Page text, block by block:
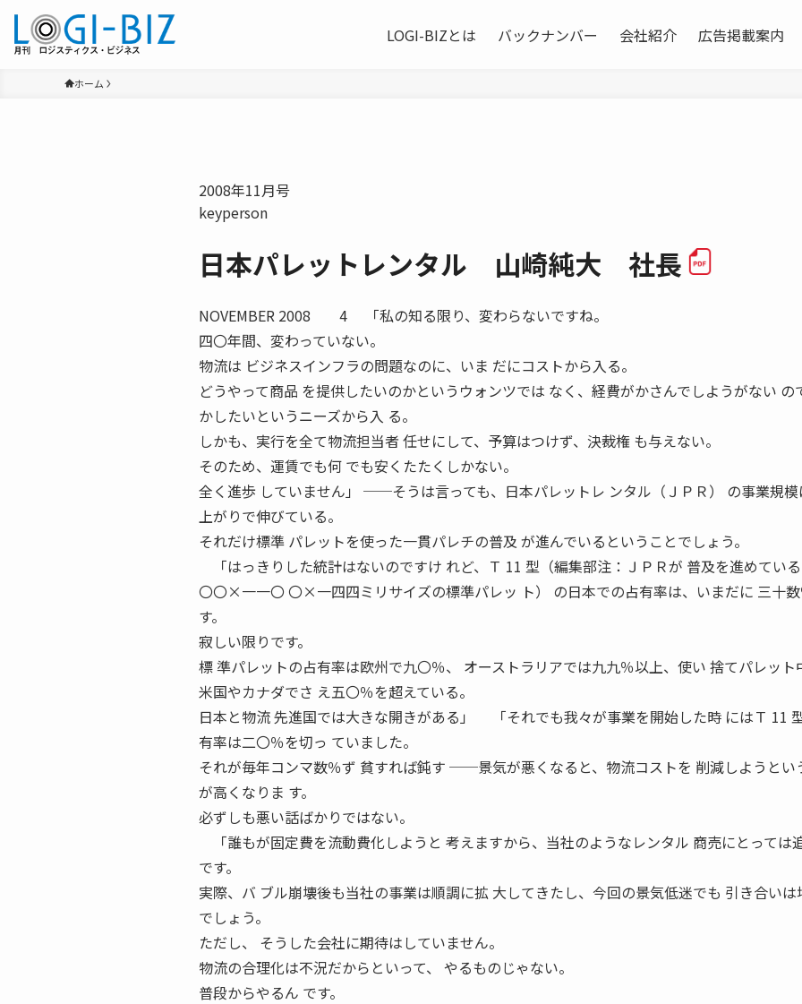
LOGI-BIZとは バックナンバー 会社紹介 広告掲載案内
ホーム
2008年11月号
keyperson
日本パレットレンタル 山崎純大 社長
NOVEMBER 2008 4 「私の知る限り、変わらないですね。
四〇年間、変わっていない。
物流は ビジネスインフラの問題なのに、いま だにコストから入る。
どうやって商品 を提供したいのかというウォンツでは なく、経費がかさんでしようがない の
かしたいというニーズから入 る。
しかも、実行を全て物流担当者 任せにして、予算はつけず、決裁権 も与えない。
そのため、運賃でも何 でも安くたたくしかない。
全く進歩 していません」 ──そうは言っても、日本パレットレ ンタル（ＪＰＲ） の事業規模
上がりで伸びている。
それだけ標準 パレットを使った一貫パレチの普及 が進んでいるということでしょう。
「はっきりした統計はないのですけ れど、Ｔ 11 型（編集部注：ＪＰＲが 普及を進めてい
〇〇×一一〇 〇×一四四ミリサイズの標準パレッ ト） の日本での占有率は、いまだに 三十
す。
寂しい限りです。
標 準パレットの占有率は欧州で九〇％、 オーストラリアでは九九％以上、使い 捨てパレット
米国やカナダでさ え五〇％を超えている。
日本と物流 先進国では大きな開きがある」 「それでも我々が事業を開始した時 にはＴ 11
有率は二〇％を切っ ていました。
それが毎年コンマ数％ず 貧すれば鈍す ──景気が悪くなると、物流コストを 削減しようとい
が高くなりま す。
必ずしも悪い話ばかりではない。
「誰もが固定費を流動費化しようと 考えますから、当社のようなレンタル 商売にとっては
です。
実際、バ ブル崩壊後も当社の事業は順調に拡 大してきたし、今回の景気低迷でも 引き合いは
でしょう。
ただし、 そうした会社に期待はしていません。
物流の合理化は不況だからといって、 やるものじゃない。
普段からやるん です。